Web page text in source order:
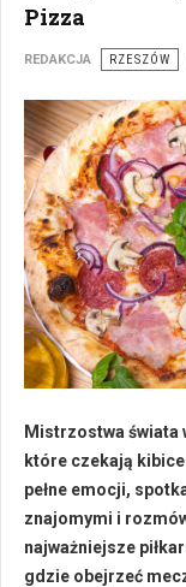
Pizza
REDAKCJA RZESZÓW
Mistrzostwa świata
które czekają
pełne emocji,
znajomymi i
najważniejsze
gdzie obejrzeć